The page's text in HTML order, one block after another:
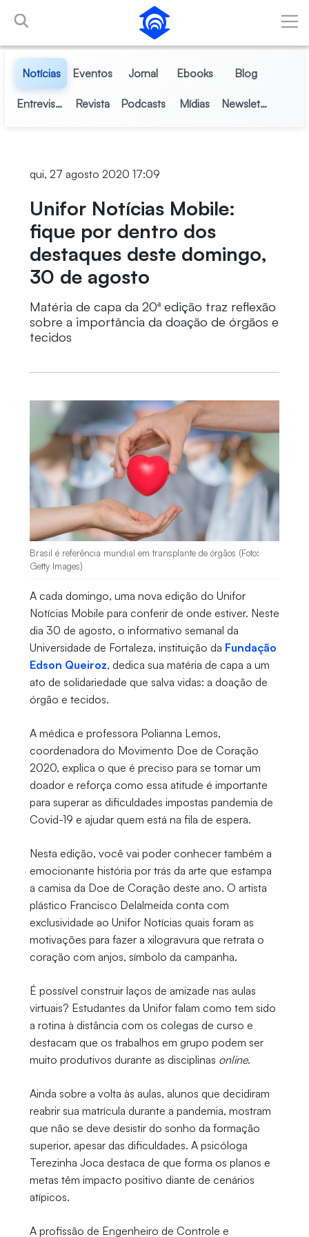
Pular para o Conteúdo principal
Notícias Eventos Jornal Ebooks Blog
Entrevistas Revista Podcasts Mídias Newsletter
qui, 27 agosto 2020 17:09
Unifor Notícias Mobile:
fique por dentro dos
destaques deste domingo,
30 de agosto
Matéria de capa da 20ª edição traz reflexão
sobre a importância da doação de órgãos e
tecidos
Brasil é referência mundial em transplante de órgãos (Foto:
Getty Images)
A cada domingo, uma nova edição do Unifor
Notícias Mobile para conferir de onde estiver. Neste
dia 30 de agosto, o informativo semanal da
Universidade de Fortaleza, instituição da Fundação
Edson Queiroz, dedica sua matéria de capa a um
ato de solidariedade que salva vidas: a doação de
órgão e tecidos.
A médica e professora Polianna Lemos,
coordenadora do Movimento Doe de Coração
2020, explica o que é preciso para se tornar um
doador e reforça como essa atitude é importante
para superar as dificuldades impostas pandemia de
Covid-19 e ajudar quem está na fila de espera.
Nesta edição, você vai poder conhecer também a
emocionante história por trás da arte que estampa
a camisa da Doe de Coração deste ano. O artista
plástico Francisco Delalmeida conta com
exclusividade ao Unifor Notícias quais foram as
motivações para fazer a xilogravura que retrata o
coração com anjos, símbolo da campanha.
É possível construir laços de amizade nas aulas
virtuais? Estudantes da Unifor falam como tem sido
a rotina à distância com os colegas de curso e
destacam que os trabalhos em grupo podem ser
muito produtivos durante as disciplinas online.
Ainda sobre a volta às aulas, alunos que decidiram
reabrir sua matrícula durante a pandemia, mostram
que não se deve desistir do sonho da formação
superior, apesar das dificuldades. A psicóloga
Terezinha Joca destaca de que forma os planos e
metas têm impacto positivo diante de cenários
atípicos.
A profissão de Engenheiro de Controle e